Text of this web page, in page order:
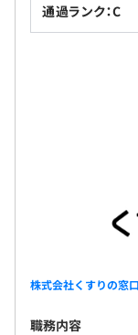
通過ランク：C
株式会社くすりの窓口
職務内容